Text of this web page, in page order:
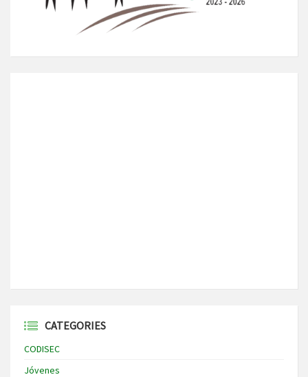
CATEGORIES
CODISEC
Jóvenes